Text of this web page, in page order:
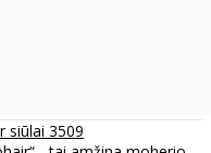
siūlai 3509